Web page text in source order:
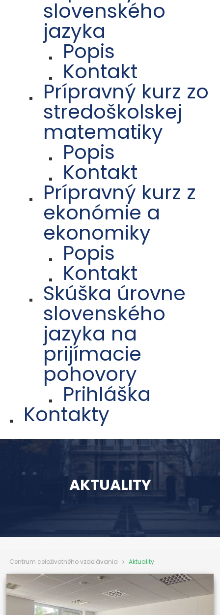
slovenského
jazyka
Popis
Kontakt
Prípravný kurz zo
stredoškolskej
matematiky
Popis
Kontakt
Prípravný kurz z
ekonómie a
ekonomiky
Popis
Kontakt
Skúška úrovne
slovenského
jazyka na
prijímacie
pohovory
Prihláška
Kontakty
AKTUALITY
Centrum celoživotného vzdelávania Aktuality